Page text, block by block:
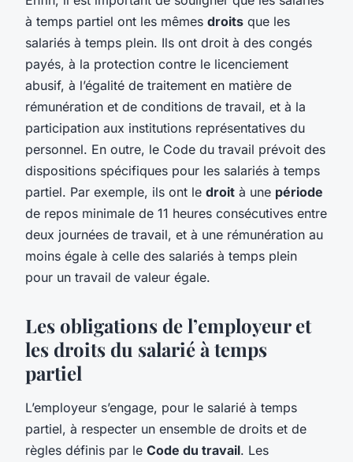
à temps partiel ont les mêmes droits que les
salariés à temps plein. Ils ont droit à des congés
payés, à la protection contre le licenciement
abusif, à l’égalité de traitement en matière de
rémunération et de conditions de travail, et à la
participation aux institutions représentatives du
personnel. En outre, le Code du travail prévoit des
dispositions spécifiques pour les salariés à temps
partiel. Par exemple, ils ont le droit à une période
de repos minimale de 11 heures consécutives entre
deux journées de travail, et à une rémunération au
moins égale à celle des salariés à temps plein
pour un travail de valeur égale.
Les obligations de l’employeur et
les droits du salarié à temps
partiel
L’employeur s’engage, pour le salarié à temps
partiel, à respecter un ensemble de droits et de
règles définis par le Code du travail. Les